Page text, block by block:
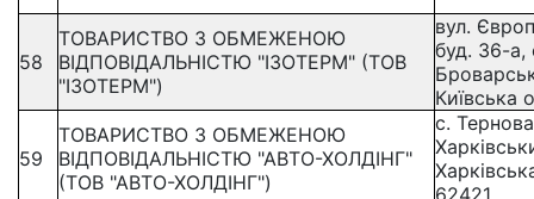
58
ТОВАРИСТВО З ОБМЕЖЕНОЮ
ВІДПОВІДАЛЬНІСТЮ "ІЗОТЕРМ" (ТОВ
"ІЗОТЕРМ")
вул.
буд. 36-а,
Київська
59
ТОВАРИСТВО З ОБМЕЖЕНОЮ
ВІДПОВІДАЛЬНІСТЮ "АВТО-ХОЛДІНГ"
(ТОВ "АВТО-ХОЛДІНГ")
с.
62421